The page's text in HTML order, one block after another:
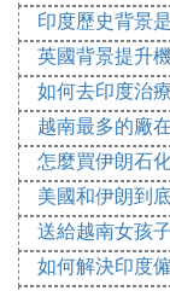
汶萊也是個無
稅，連博物館
管你有錢沒錢
汶萊人要買車
買，以致人口
個家庭有好幾
「上班開賓士
買另外一輛」
印度歷史背景
英國背景提升
如何去印度治
越南最多的廠
怎麼買伊朗石
美國和伊朗到
送給越南女孩
如何解決印度